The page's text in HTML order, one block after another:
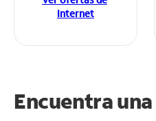
Internet
Encuentra